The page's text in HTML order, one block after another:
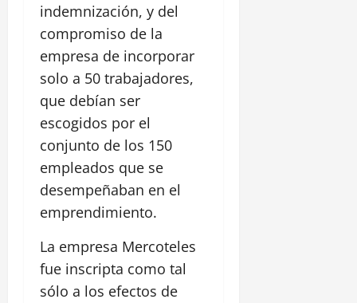
indemnización, y del
compromiso de la
empresa de incorporar
solo a 50 trabajadores,
que debían ser
escogidos por el
conjunto de los 150
empleados que se
desempeñaban en el
emprendimiento.
La empresa Mercoteles
fue inscripta como tal
sólo a los efectos de